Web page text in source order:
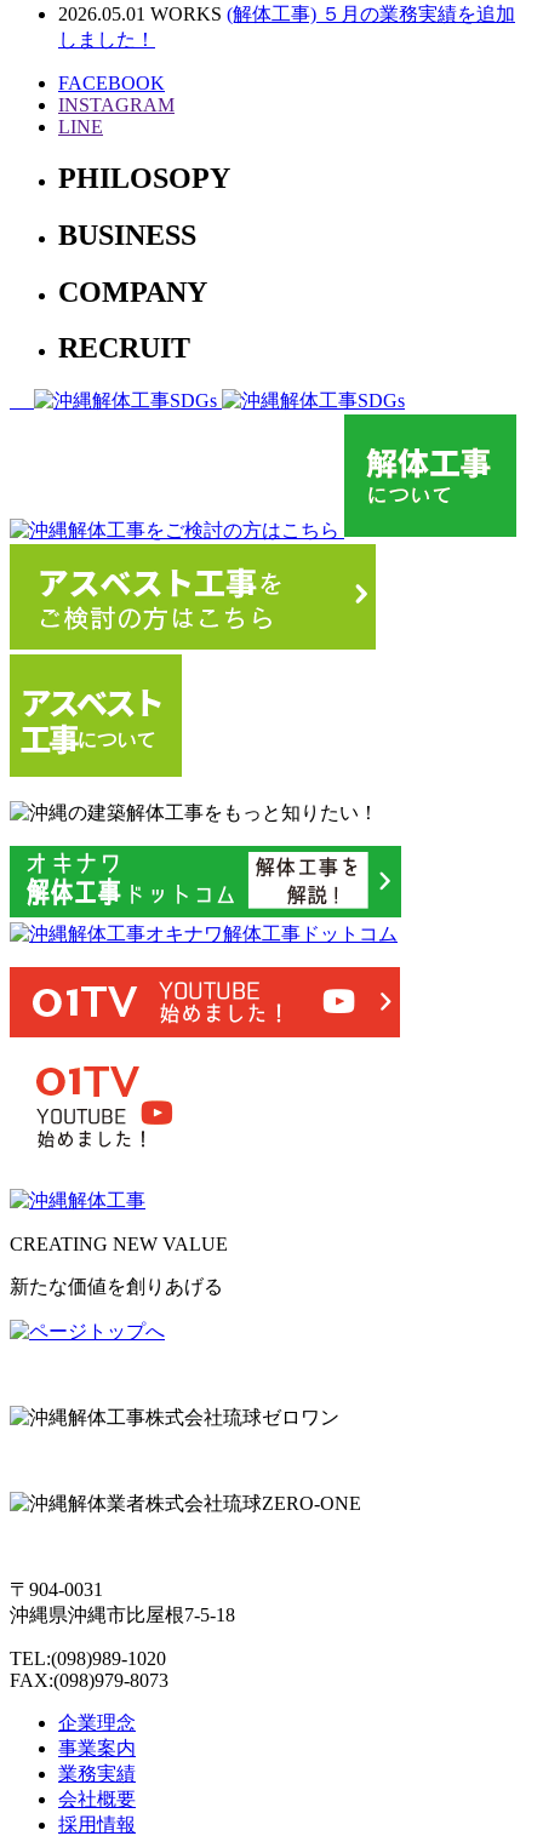
2026.05.01 WORKS (解体工事) ５月の業務実績を追加
しました！
FACEBOOK
INSTAGRAM
LINE
PHILOSOPY
BUSINESS
COMPANY
RECRUIT
CREATING NEW VALUE
新たな価値を創りあげる
〒904-0031
沖縄県沖縄市比屋根7-5-18
TEL:(098)989-1020
FAX:(098)979-8073
企業理念
事業案内
業務実績
会社概要
採用情報